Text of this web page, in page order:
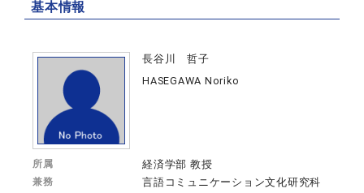
基本情報
長谷川 哲子
HASEGAWA Noriko
所属 経済学部 教授
兼務 言語コミュニケーション文化研究科